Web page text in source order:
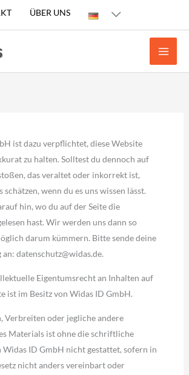
ÜBER UNS
ist dazu verpflichtet, diese Website
zu halten. Solltest du dennoch auf
das veraltet oder inkorrekt ist,
wenn du es uns wissen lässt.
hin, wo du auf der Seite die
hast. Wir werden uns dann so
darum kümmern. Bitte sende deine
an: datenschutz@widas.de.
Eigentumsrecht an Inhalten auf
ist im Besitz von Widas ID GmbH.
Verbreiten oder jegliche andere
Materials ist ohne die schriftliche
Widas ID GmbH nicht gestattet, sofern in
nicht anders vereinbart oder